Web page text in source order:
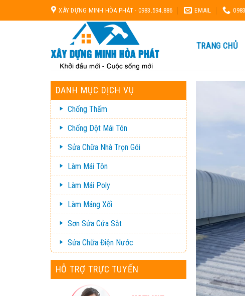
to
XÂY DỰNG MINH HÒA PHÁT - 0983.594.886 EMAIL
TRANG CHỦ
DANH MỤC DỊCH VỤ
Chống Thấm
Chống Dột Mái Tôn
Sửa Chữa Nhà Trọn Gói
Làm Mái Tôn
Làm Mái Poly
Làm Máng Xối
Sơn Sửa Cửa Sắt
Sửa Chữa Điện Nước
HỖ TRỢ TRỰC TUYẾN